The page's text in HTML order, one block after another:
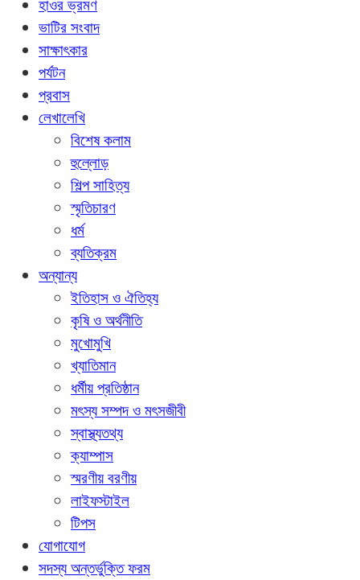
হাওর ভ্রমণ
ভাটির সংবাদ
সাক্ষাৎকার
পর্যটন
প্রবাস
লেখালেখি
বিশেষ কলাম
হুল্লোড়
শিল্প সাহিত্য
স্মৃতিচারণ
ধর্ম
ব্যতিক্রম
অন্যান্য
ইতিহাস ও ঐতিহ্য
কৃষি ও অর্থনীতি
মুখোমুখি
খ্যাতিমান
ধর্মীয় প্রতিষ্ঠান
মৎস্য সম্পদ ও মৎসজীবী
স্বাস্থ্যতথ্য
ক্যাম্পাস
স্মরণীয় বরণীয়
লাইফস্টাইল
টিপস
যোগাযোগ
সদস্য অন্তর্ভুক্তি ফরম